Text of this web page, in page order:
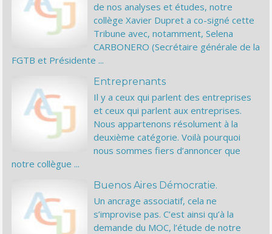
de nos analyses et études, notre
collège Xavier Dupret a co-signé cette
Tribune avec, notamment, Selena
CARBONERO (Secrétaire générale de la
FGTB et Présidente ...
Entreprenants
Il y a ceux qui parlent des entreprises
et ceux qui parlent aux entreprises.
Nous appartenons résolument à la
deuxième catégorie. Voilà pourquoi
nous sommes fiers d’annoncer que
notre collègue ...
Buenos Aires Démocratie.
Un ancrage associatif, cela ne
s’improvise pas. C’est ainsi qu’à la
demande du MOC, l’étude de notre